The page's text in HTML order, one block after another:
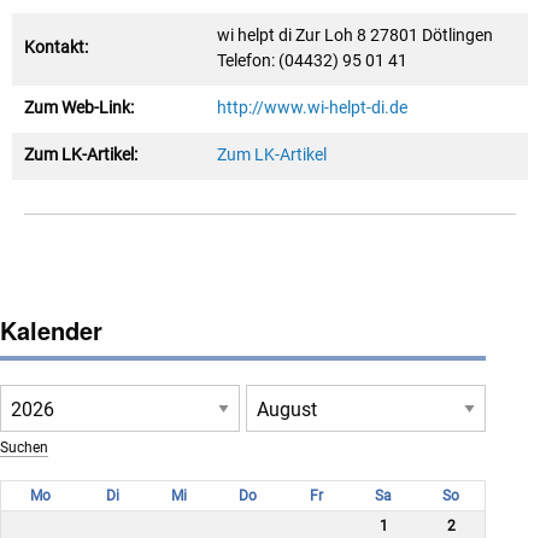
Kontakt:
wi helpt di Zur Loh 8 27801 Dötlingen
Telefon: (04432) 95 01 41
Zum Web-Link: http://www.wi-helpt-di.de
Zum LK-Artikel: Zum LK-Artikel
Kalender
Mo Di Mi Do Fr Sa
So
1
2